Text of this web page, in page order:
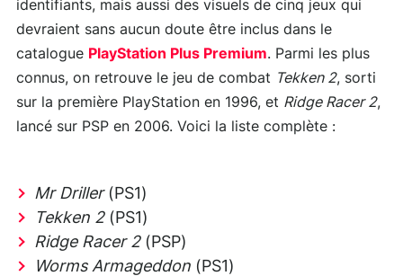
identifiants, mais aussi des visuels de cinq jeux qui
devraient sans aucun doute être inclus dans le
catalogue PlayStation Plus Premium. Parmi les plus
connus, on retrouve le jeu de combat Tekken 2, sorti
sur la première PlayStation en 1996, et Ridge Racer 2,
lancé sur PSP en 2006. Voici la liste complète :
Mr Driller(PS1)
Tekken 2(PS1)
Ridge Racer 2(PSP)
Worms Armageddon (PS1)